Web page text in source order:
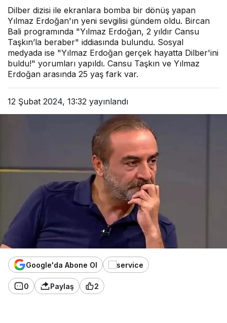
Dilber dizisi ile ekranlara bomba bir dönüş yapan
Yılmaz Erdoğan'ın yeni sevgilisi gündem oldu. Bircan
Bali programında "Yılmaz Erdoğan, 2 yıldır Cansu
Taşkın’la beraber" iddiasında bulundu. Sosyal
medyada ise "Yılmaz Erdoğan gerçek hayatta Dilber'ini
buldu!" yorumları yapıldı. Cansu Taşkın ve Yılmaz
Erdoğan arasında 25 yaş fark var.
12 Şubat 2024, 13:32 yayınlandı
Google'da Abone Ol
0 Paylaş 2